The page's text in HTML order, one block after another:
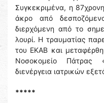
Συγκεκριμένα, η
άκρο από
διερχόμενη από το
λουρί. Η τραυματίας
του ΕΚΑΒ και
Νοσοκομείο
διενέργεια ιατρικών
*****